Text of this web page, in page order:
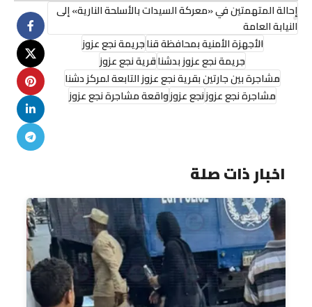
إحالة المتهمتين في «معركة السيدات بالأسلحة النارية» إلى
النيابة العامة
الأجهزة الأمنية بمحافظة قناجريمة نجع عزوز
جريمة نجع عزوز بدشناقرية نجع عزوز
مشاجرة بين جارتين بقرية نجع عزوز التابعة لمركز دشنا
مشاجرة نجع عزوزنجع عزوزواقعة مشاجرة نجع عزوز
اخبار ذات صلة